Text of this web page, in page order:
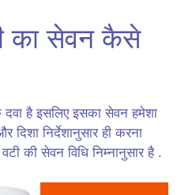
का सेवन कैसे
दवा है इसलिए इसका सेवन हमेशा
दिशा निर्देशानुसार ही करना
की सेवन विधि निम्नानुसार है .